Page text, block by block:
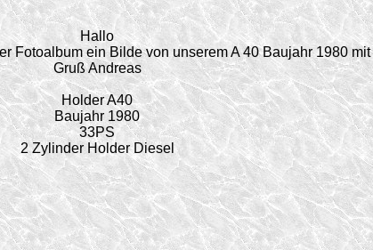
Hallo
Fotoalbum ein Bilde von unserem A 40 Baujahr 1980 mit
Gruß Andreas
Holder A40
Baujahr 1980
33PS
2 Zylinder Holder Diesel